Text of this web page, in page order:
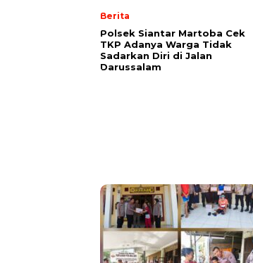
Berita
Polsek Siantar Martoba Cek
TKP Adanya Warga Tidak
Sadarkan Diri di Jalan
Darussalam